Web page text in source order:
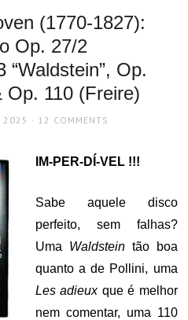
(1770-1827):
Op. 27/2
“Waldstein”, Op.
Op. 110 (Freire)
2025 12 COMMENTS
IM-PER-DÍ-VEL !!!
Sabe aquele disco
perfeito, sem falhas?
Uma Waldsteintão boa
quanto a de Pollini, uma
Les adieuxque é melhor
nem comentar, uma 110